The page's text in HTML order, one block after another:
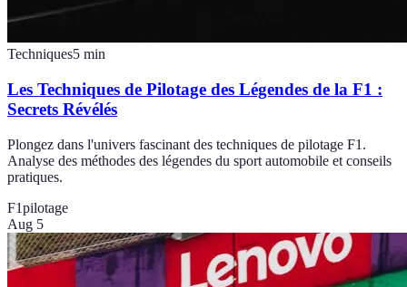
Techniques5 min
Les Techniques de Pilotage des Légendes de la F1 :
Secrets Révélés
Plongez dans l'univers fascinant des techniques de pilotage F1.
Analyse des méthodes des légendes du sport automobile et conseils
pratiques.
F1pilotage
Aug 5